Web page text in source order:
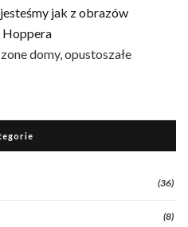
jak z obrazów
Hoppera
domy, opustoszałe
(36)
(8)